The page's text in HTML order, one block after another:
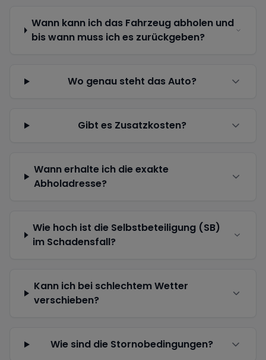
Wann kann ich das Fahrzeug abholen und
bis wann muss ich es zurückgeben?
Wo genau steht das Auto?
Gibt es Zusatzkosten?
Wann erhalte ich die exakte
Abholadresse?
Wie hoch ist die Selbstbeteiligung (SB)
im Schadensfall?
Kann ich bei schlechtem Wetter
verschieben?
Wie sind die Stornobedingungen?